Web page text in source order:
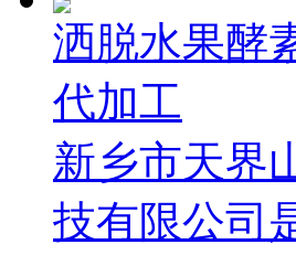
洒脱水果酵
代加工
新乡市天界
技有限公司